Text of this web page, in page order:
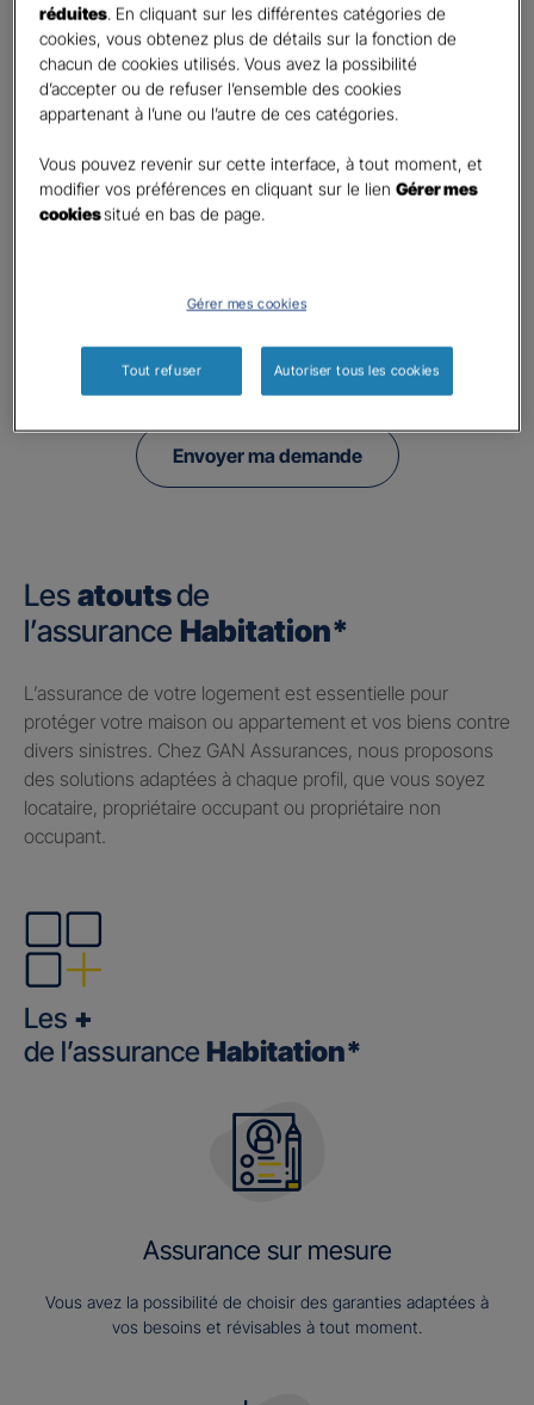
Informations complémentaires (facultatif)
Information données personnelles *
En cochant cette case et en soumettant ce formulaire,
j'accepte que mes données personnelles soient utilisées
Pour connaitre et exercer vos droits, notamment de retrait de votre consentement
Envoyer ma demande
Les atoutsde
l’assurance Habitation*
​L’assurance de votre logement est essentielle pour
protéger votre maison ou appartement et vos biens contre
divers sinistres. Chez GAN Assurances, nous proposons
des solutions adaptées à chaque profil, que vous soyez
locataire, propriétaire occupant ou propriétaire non
occupant.
Les +
de l’assurance Habitation*
Assurance sur mesure
Vous avez la possibilité de choisir des garanties adaptées à
vos besoins et révisables à tout moment.
réduites. En cliquant sur les différentes catégories de
cookies, vous obtenez plus de détails sur la fonction de
chacun de cookies utilisés. Vous avez la possibilité
d’accepter ou de refuser l’ensemble des cookies
appartenant à l’une ou l’autre de ces catégories.
Vous pouvez revenir sur cette interface, à tout moment, et
modifier vos préférences en cliquant sur le lienGérer mes
cookiessitué en bas de page.
Gérer mes cookies
Tout refuser Autoriser tous les cookies